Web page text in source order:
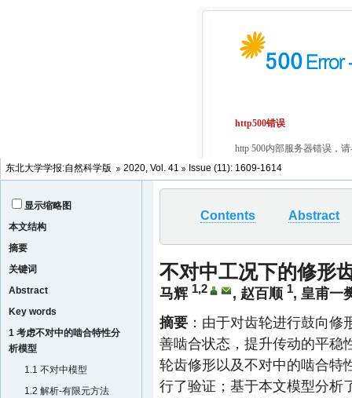
东北大学学报:自然科学版 2020, Vol. 41 Issue (11): 1609-1614
显示缩略图
本文结构
摘要
关键词
Abstract
Key words
1 考虑不对中的啮合特性分
析模型
1.1 不对中模型
1.2 解析-有限元方法
Contents Abstract
不对中工况下的修形
马辉 1,2 , 赵百顺 1, 皇甫一
摘要 ：由于对齿轮进行鼓向
善啮合状态，提升传动的平稳
轮齿修形以及不对中的啮合特
行了验证；基于本文模型分析